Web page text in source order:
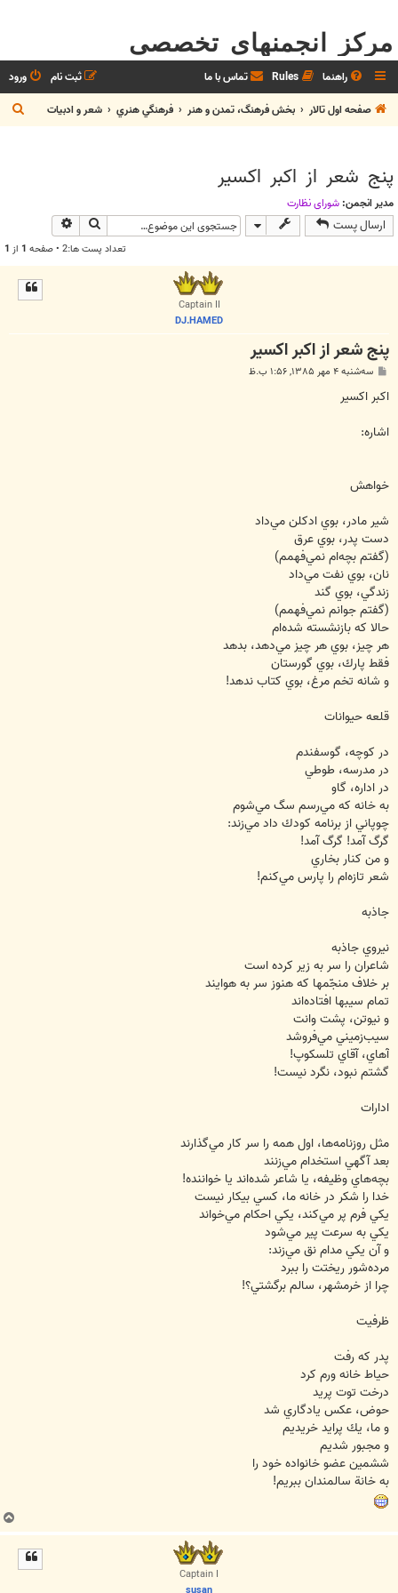
مرکز انجمنهای تخصصی
راهنما Rules تماس با ما ورود
ثبت نام
صفحه اول تالار
بخش فرهنگ، تمدن و هنر فرهنگي هنري شعر و ادبيات
س
پنج شعر از اکبر اکسیر
مدیر انجمن: شوراي نظارت
ارسال پست جستجو
تعداد پست ها:2 • صفحه 1 از 1
Captain II
DJ.HAMED
پنج شعر از اکبر اکسیر
ت
سه‌شنبه ۴ مهر ۱۳۸۵, ۱:۵۶ ب.ظ
اکبر اکسیر
اشاره:
خواهش
شير مادر، بوي ادكلن مي‌داد
دست پدر، بوي عرق
(گفتم بچه‌ام نمي‌فهمم)
نان، بوي نفت مي‌داد
زندگي، بوي گند
(گفتم جوانم نمي‌فهمم)
حالا كه بازنشسته‌ شده‌ام
هر چيز، بوي هر چيز مي‌دهد، بدهد
فقط پارك، بوي گورستان
و شانه تخم مرغ، بوي كتاب ندهد!
قلعه حيوانات
در كوچه، گوسفندم
در مدرسه، طوطي
در اداره، گاو
به خانه كه مي‌رسم سگ مي‌شوم
چوپاني از برنامه كودك داد مي‌زند:
گرگ آمد! گرگ آمد!
و من كنار بخاري
شعر تازه‌ام را پارس مي‌كنم!
جاذبه
نيروي جاذبه
شاعران را سر به زير كرده است
بر خلاف منج‍ّمها كه هنوز سر به هوايند
تمام سيبها افتاده‌اند
و نيوتن، پشت وانت
سيب‌زميني مي‌فروشد
آهاي، آقاي تلسكوپ!
گشتم نبود، نگرد نيست!
ادارات
مثل روزنامه‌ها، اول همه را سر كار مي‌گذارند
بعد آگهي استخدام مي‌زنند
بچه‌هاي وظيفه، يا شاعر شده‌اند يا خواننده!
خدا را شكر در خانه ما، كسي بيكار نيست
يكي فرم پر مي‌كند، يكي احكام مي‌خواند
يكي به سرعت پير مي‌شود
و آن يكي مدام نق مي‌زند:
مرده‌شور ريختت را ببرد
چرا از خرمشهر، سالم برگشتي؟!
ظرفيت
پدر كه رفت
حياط خانه ورم كرد
درخت توت پريد
حوض، عكس يادگاري شد
و ما، يك پرايد خريديم
و مجبور شديم
ششمين عضو خانواده خود را
به خانة سالمندان ببريم!
Captain I